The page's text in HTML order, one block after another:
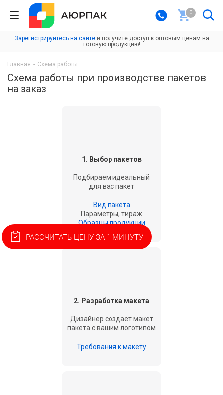
0
Зарегистрируйтесь на сайтеи получите доступ к оптовым ценам на
готовую продукцию!
Главная - Схема работы
Схема работы при производстве пакетов
на заказ
1. Выбор пакетов
Подбираем идеальный
для вас пакет
Вид пакета
Параметры, тираж
Образцы продукции
2. Разработка макета
Дизайнер создает макет
пакета с вашим логотипом
Требования к макету
РАССЧИТАТЬ ЦЕНУ ЗА 1 МИНУТУ